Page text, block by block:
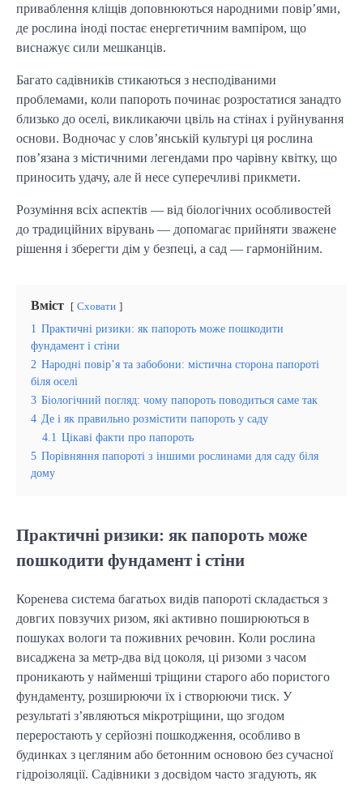
приваблення кліщів доповнюються народними повір’ями,
де рослина іноді постає енергетичним вампіром, що
виснажує сили мешканців.
Багато садівників стикаються з несподіваними
проблемами, коли папороть починає розростатися занадто
близько до оселі, викликаючи цвіль на стінах і руйнування
основи. Водночас у слов’янській культурі ця рослина
пов’язана з містичними легендами про чарівну квітку, що
приносить удачу, але й несе суперечливі прикмети.
Розуміння всіх аспектів — від біологічних особливостей
до традиційних вірувань — допомагає прийняти зважене
рішення і зберегти дім у безпеці, а сад — гармонійним.
Вміст Сховати
1 Практичні ризики: як папороть може пошкодити
фундамент і стіни
2 Народні повір’я та забобони: містична сторона папороті
біля оселі
3 Біологічний погляд: чому папороть поводиться саме так
4 Де і як правильно розмістити папороть у саду
4.1 Цікаві факти про папороть
5 Порівняння папороті з іншими рослинами для саду біля
дому
Практичні ризики: як папороть може
пошкодити фундамент і стіни
Коренева система багатьох видів папороті складається з
довгих повзучих ризом, які активно поширюються в
пошуках вологи та поживних речовин. Коли рослина
висаджена за метр-два від цоколя, ці ризоми з часом
проникають у найменші тріщини старого або пористого
фундаменту, розширюючи їх і створюючи тиск. У
результаті з’являються мікротріщини, що згодом
переростають у серйозні пошкодження, особливо в
будинках з цегляним або бетонним основою без сучасної
гідроізоляції. Садівники з досвідом часто згадують, як